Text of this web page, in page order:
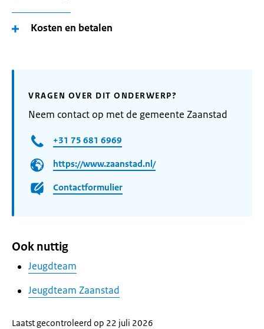
Kosten en betalen
VRAGEN OVER DIT ONDERWERP?
Neem contact op met de gemeente Zaanstad
+31 75 681 6969
https://www.zaanstad.nl/
Contactformulier
Ook nuttig
Jeugdteam
Jeugdteam Zaanstad
Laatst gecontroleerd op 22 juli 2026